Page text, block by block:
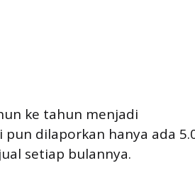
ke tahun menjadi
dilaporkan hanya ada
setiap bulannya.